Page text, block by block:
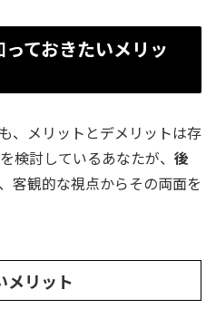
ておきたいメリッ
、メリットとデメリットは存
検討しているあなたが、 後
客観的な視点からその両面を
メリット